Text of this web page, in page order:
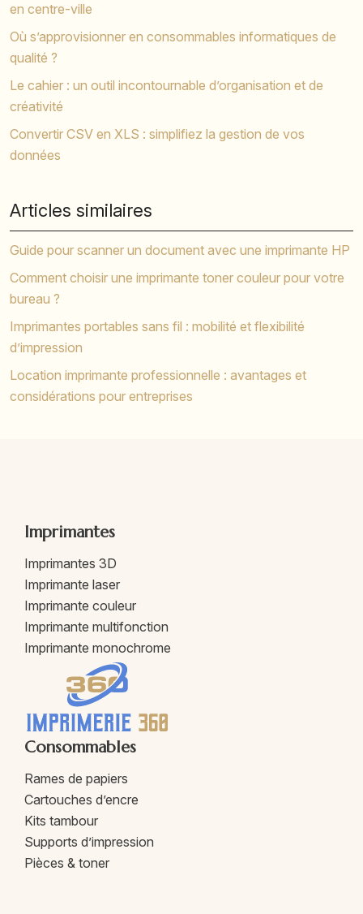
en centre-ville
Où s’approvisionner en consommables informatiques de
qualité ?
Le cahier : un outil incontournable d’organisation et de
créativité
Convertir CSV en XLS : simplifiez la gestion de vos
données
Articles similaires
Guide pour scanner un document avec une imprimante HP
Comment choisir une imprimante toner couleur pour votre
bureau ?
Imprimantes portables sans fil : mobilité et flexibilité
d’impression
Location imprimante professionnelle : avantages et
considérations pour entreprises
Imprimantes
Imprimantes 3D
Imprimante laser
Imprimante couleur
Imprimante multifonction
Imprimante monochrome
Consommables
Rames de papiers
Cartouches d’encre
Kits tambour
Supports d’impression
Pièces & toner